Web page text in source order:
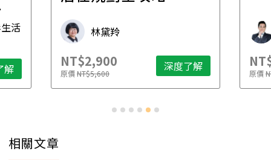
活
解
林黛羚
NT$2,900
原價NT$5,600 深度了解 原價
相關文章